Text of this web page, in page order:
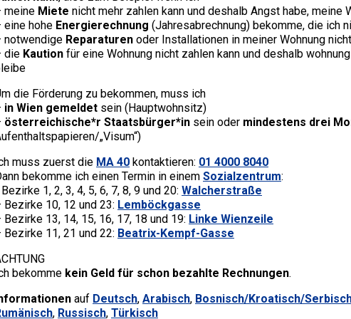
meine Miete nicht mehr zahlen kann und deshalb Angst habe, meine
eine hohe Energierechnung (Jahresabrechnung) bekomme, die ich
notwendige Reparaturen oder Installationen in meiner Wohnung
die Kaution für eine Wohnung nicht zahlen kann und deshalb
die Förderung zu bekommen, muss ich
in Wien gemeldet sein (Hauptwohnsitz)
österreichische*r Staatsbürger*in sein oder mindestens drei
„Visum“)
muss zuerst die MA 40 kontaktieren: 01 4000 8040
bekomme ich einen Termin in einem Sozialzentrum:
1, 2, 3, 4, 5, 6, 7, 8, 9 und 20: Walcherstraße
Bezirke 10, 12 und 23: Lemböckgasse
Bezirke 13, 14, 15, 16, 17, 18 und 19: Linke Wienzeile
Bezirke 11, 21 und 22: Beatrix-Kempf-Gasse
bekomme kein Geld für schon bezahlte Rechnungen.
auf Deutsch, Arabisch, Bosnisch/Kroatisch/
, Russisch, Türkisch